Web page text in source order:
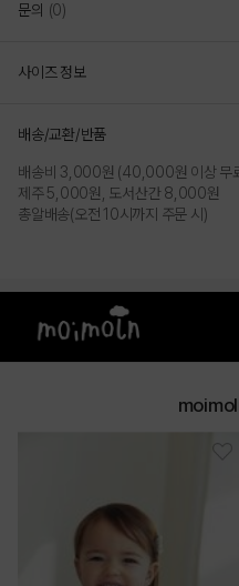
문의 (0)
사이즈 정보
배송/교환/반품
배송비 3,000원 (40,000원 이상 무
제주 5,000원, 도서산간 8,000원
총알배송(오전 10시까지 주문 시)